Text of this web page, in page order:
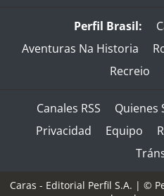
Perfil Brasil:
Aventuras Na Historia
Recreio
Canales RSS Quienes
Privacidad
Equipo
Caras - Editorial Perfil S.A. | ©